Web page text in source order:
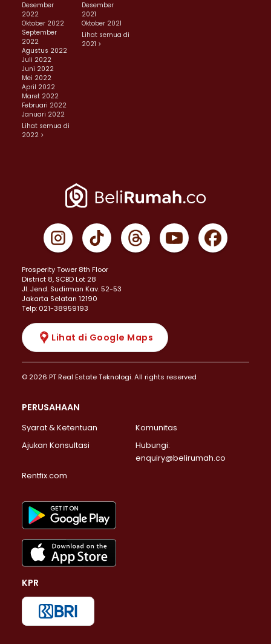
Desember
2022
Oktober 2022
September
2022
Agustus 2022
Juli 2022
Juni 2022
Mei 2022
April 2022
Maret 2022
Februari 2022
Januari 2022
Lihat semua di
2022 >
Desember
2021
Oktober 2021
Lihat semua di
2021 >
Prosperity Tower 8th Floor
District 8, SCBD Lot 28
JI. Jend. Sudirman Kav. 52-53
Jakarta Selatan 12190
Telp: 021-38959193
Lihat di Google Maps
© 2026 PT Real Estate Teknologi. All rights reserved
PERUSAHAAN
Syarat & Ketentuan
Komunitas
Ajukan Konsultasi
Hubungi:
enquiry@belirumah.co
Rentfix.com
KPR